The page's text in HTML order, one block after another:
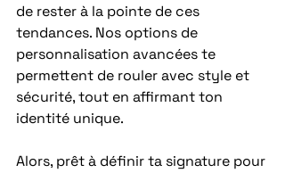
de rester à la pointe de ces
tendances. Nos options de
personnalisation avancées te
permettent de rouler avec style et
sécurité, tout en affirmant ton
identité unique.
Alors, prêt à définir ta signature pour